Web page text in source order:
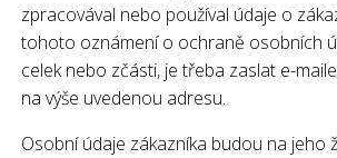
zpracovával nebo používal údaje o
tohoto oznámení o ochraně osobních
celek nebo zčásti, je třeba zaslat e-
na výše uvedenou adresu.
Osobní údaje zákazníka budou na jeho